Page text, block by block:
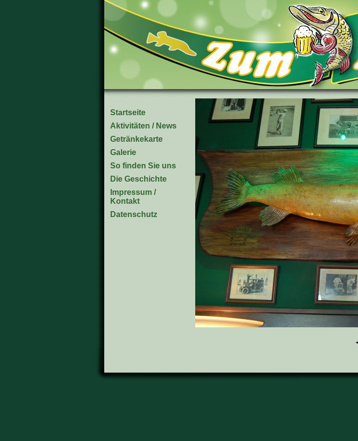
Startseite
Aktivitäten / News
Getränkekarte
Galerie
So finden Sie uns
Die Geschichte
Impressum /
Kontakt
Datenschutz